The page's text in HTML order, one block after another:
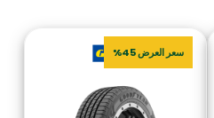
سعر العرض 45%